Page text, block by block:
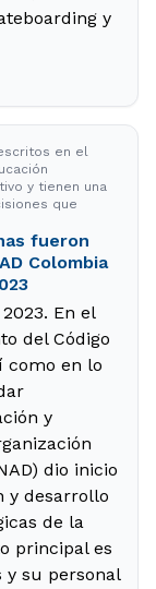
y
en el
y tienen una
que
fueron
Colombia
En el
del Código
como en lo
y
dio inicio
y desarrollo
de la
principal es
y su personal